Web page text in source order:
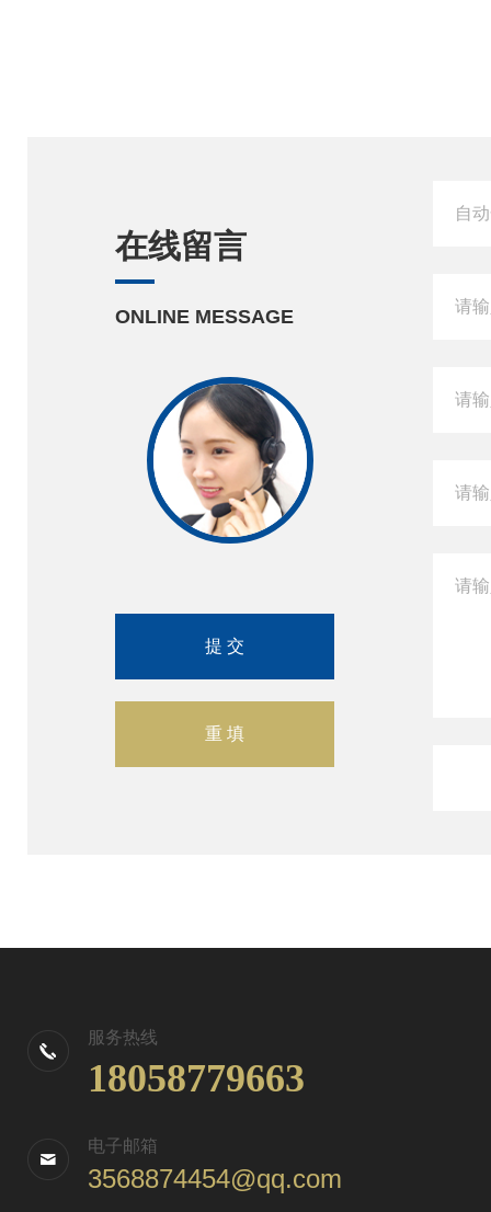
在线留言
ONLINE MESSAGE
服务热线
18058779663
电子邮箱
3568874454@qq.com